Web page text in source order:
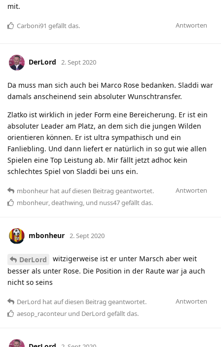
mit.
Antworten
Carboni91 gefällt das.
DerLord 2. Sept 2020
Da muss man sich auch bei Marco Rose bedanken. Sladdi war
damals anscheinend sein absoluter Wunschtransfer.
Zlatko ist wirklich in jeder Form eine Bereicherung. Er ist ein
absoluter Leader am Platz, an dem sich die jungen Wilden
orientieren können. Er ist ultra sympathisch und ein
Fanliebling. Und dann liefert er natürlich in so gut wie allen
Spielen eine Top Leistung ab. Mir fällt jetzt adhoc kein
schlechtes Spiel von Sladdi bei uns ein.
Antworten
mbonheur hatauf diesen Beitrag geantwortet.
mbonheur,deathwing, und nuss47gefällt das.
mbonheur 2. Sept 2020
DerLord
witzigerweise ist er unter Marsch aber weit
besser als unter Rose. Die Position in der Raute war ja auch
nicht so seins
Antworten
DerLord hatauf diesen Beitrag geantwortet.
aesop_raconteur und DerLord gefällt das.